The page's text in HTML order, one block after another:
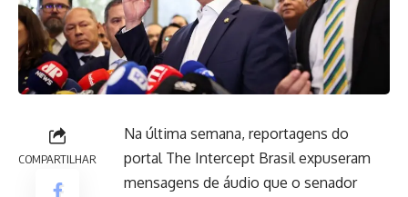
COMPARTILHAR
Na última semana, reportagens do
portal The Intercept Brasil expuseram
mensagens de áudio que o senador